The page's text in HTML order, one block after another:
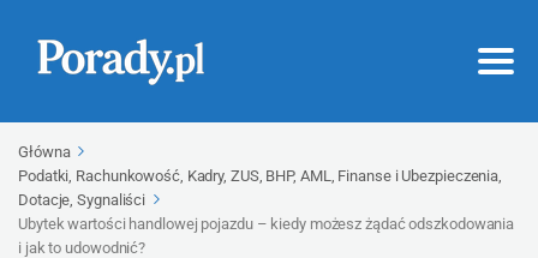
Główna
Podatki, Rachunkowość, Kadry, ZUS, BHP, AML, Finanse i Ubezpieczenia,
Dotacje, Sygnaliści
Ubytek wartości handlowej pojazdu – kiedy możesz żądać odszkodowania
i jak to udowodnić?